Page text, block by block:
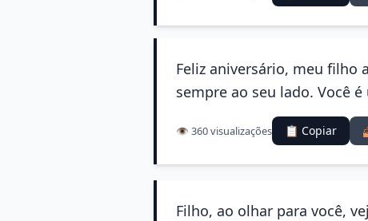
Feliz aniversário, meu filho
sempre ao seu lado. Você
👁️ 360 visualizações 📋 Copiar
Filho, ao olhar para você,